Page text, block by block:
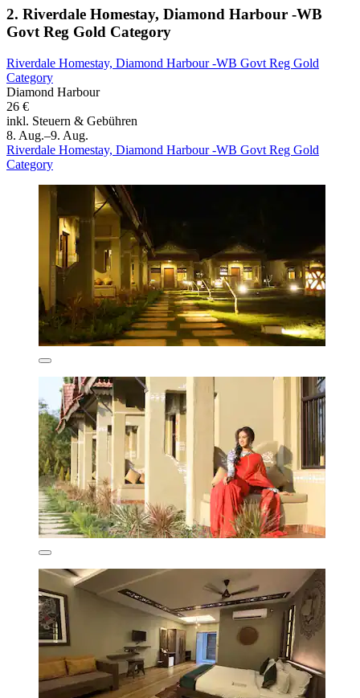
2. Riverdale Homestay, Diamond Harbour -WB
Govt Reg Gold Category
Riverdale Homestay, Diamond Harbour -WB Govt Reg Gold
Category
Diamond Harbour
26 €
inkl. Steuern & Gebühren
8. Aug.–9. Aug.
Riverdale Homestay, Diamond Harbour -WB Govt Reg Gold
Category